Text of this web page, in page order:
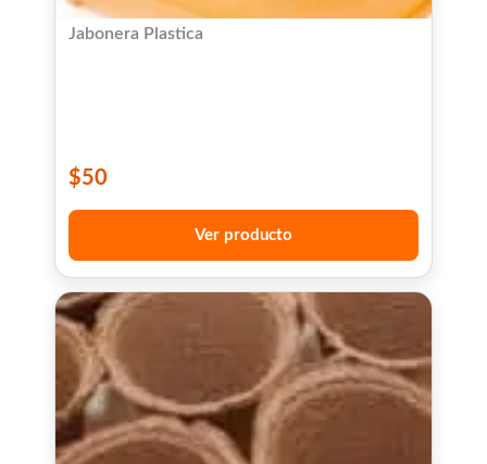
Jabonera Plastica
$50
Ver producto